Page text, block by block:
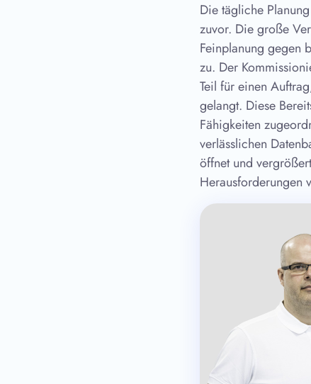
Die tägliche
zuvor. Die große
Feinplanung gegen
zu. Der
Teil für einen
gelangt. Diese
Fähigkeiten
verlässlichen
öffnet und
Herausforderungen